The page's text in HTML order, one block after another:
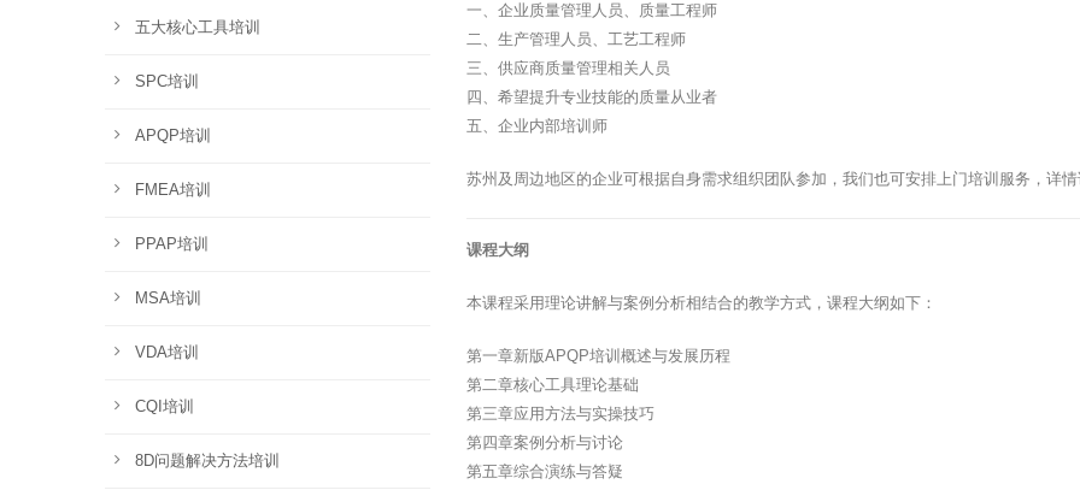
一、企业质量管理人员、质量工程师
二、生产管理人员、工艺工程师
三、供应商质量管理相关人员
四、希望提升专业技能的质量从业者
五、企业内部培训师
苏州及周边地区的企业可根据自身需求组织团队参加，我们也可安排上门培训服务，详情
课程大纲
本课程采用理论讲解与案例分析相结合的教学方式，课程大纲如下：
第一章新版APQP培训概述与发展历程
第二章核心工具理论基础
第三章应用方法与实操技巧
第四章案例分析与讨论
第五章综合演练与答疑
五大核心工具培训
SPC培训
APQP培训
FMEA培训
PPAP培训
MSA培训
VDA培训
CQI培训
8D问题解决方法培训